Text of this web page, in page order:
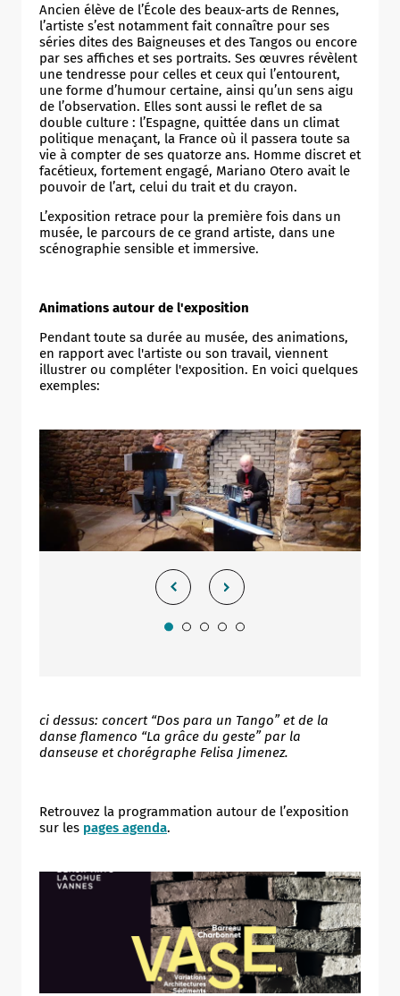
Ancien élève de l’École des beaux-arts de Rennes,
l’artiste s’est notamment fait connaître pour ses
séries dites des Baigneuses et des Tangos ou encore
par ses affiches et ses portraits. Ses œuvres révèlent
une tendresse pour celles et ceux qui l’entourent,
une forme d’humour certaine, ainsi qu’un sens aigu
de l’observation. Elles sont aussi le reflet de sa
double culture : l’Espagne, quittée dans un climat
politique menaçant, la France où il passera toute sa
vie à compter de ses quatorze ans. Homme discret et
facétieux, fortement engagé, Mariano Otero avait le
pouvoir de l’art, celui du trait et du crayon.
L’exposition retrace pour la première fois dans un
musée, le parcours de ce grand artiste, dans une
scénographie sensible et immersive.
Animations autour de l'exposition
Pendant toute sa durée au musée, des animations,
en rapport avec l'artiste ou son travail, viennent
illustrer ou compléter l'exposition. En voici quelques
exemples:
ci dessus: concert “Dos para un Tango” et de la
danse flamenco “La grâce du geste” par la
danseuse et chorégraphe Felisa Jimenez.
Retrouvez la programmation autour de l’exposition
sur les pages agenda.